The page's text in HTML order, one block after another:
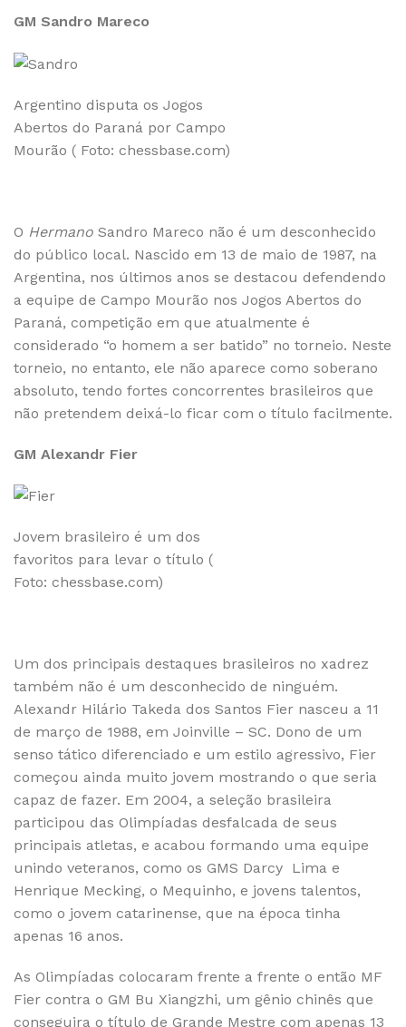
GM Sandro Mareco
Argentino disputa os Jogos
Abertos do Paraná por Campo
Mourão ( Foto: chessbase.com)
O Hermano Sandro Mareco não é um desconhecido
do público local. Nascido em 13 de maio de 1987, na
Argentina, nos últimos anos se destacou defendendo
a equipe de Campo Mourão nos Jogos Abertos do
Paraná, competição em que atualmente é
considerado “o homem a ser batido” no torneio. Neste
torneio, no entanto, ele não aparece como soberano
absoluto, tendo fortes concorrentes brasileiros que
não pretendem deixá-lo ficar com o título facilmente.
GM Alexandr Fier
Jovem brasileiro é um dos
favoritos para levar o título (
Foto: chessbase.com)
Um dos principais destaques brasileiros no xadrez
também não é um desconhecido de ninguém.
Alexandr Hilário Takeda dos Santos Fier nasceu a 11
de março de 1988, em Joinville – SC. Dono de um
senso tático diferenciado e um estilo agressivo, Fier
começou ainda muito jovem mostrando o que seria
capaz de fazer. Em 2004, a seleção brasileira
participou das Olimpíadas desfalcada de seus
principais atletas, e acabou formando uma equipe
unindo veteranos, como os GMS Darcy Lima e
Henrique Mecking, o Mequinho, e jovens talentos,
como o jovem catarinense, que na época tinha
apenas 16 anos.
As Olimpíadas colocaram frente a frente o então MF
Fier contra o GM Bu Xiangzhi, um gênio chinês que
conseguira o título de Grande Mestre com apenas 13